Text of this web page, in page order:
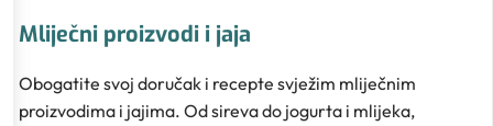
Mliječni proizvodi i jaja
Obogatite svoj doručak i recepte svježim mliječnim
proizvodima i jajima. Od sireva do jogurta i mlijeka,